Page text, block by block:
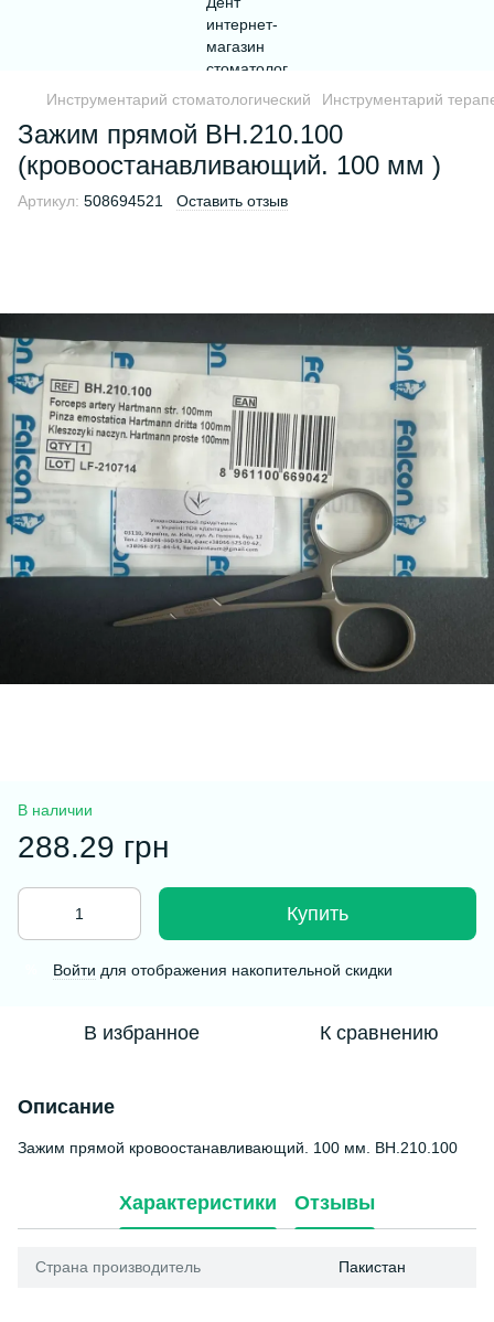
Инструментарий стоматологический Инструментарий
Зажим прямой BH.210.100
(кровоостанавливающий. 100 мм )
Артикул: 508694521 Оставить отзыв
В наличии
288.29 грн
Купить
Войти для отображения накопительной скидки
В избранное К сравнению
Описание
Зажим прямой кровоостанавливающий. 100 мм. BH.210.100
Характеристики Отзывы
Страна производитель Пакистан